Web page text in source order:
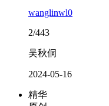
wanglinwl0
2/443
吴秋侗
2024-05-16
精华